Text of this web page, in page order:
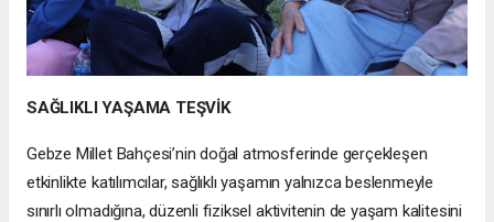
SAĞLIKLI YAŞAMA TEŞVİK
Gebze Millet Bahçesi’nin doğal atmosferinde gerçekleşen
etkinlikte katılımcılar, sağlıklı yaşamın yalnızca beslenmeyle
sınırlı olmadığına, düzenli fiziksel aktivitenin de yaşam kalitesini